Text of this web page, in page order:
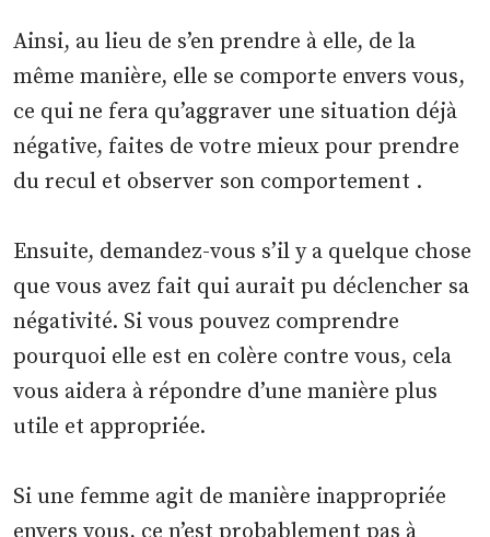
Ainsi, au lieu de s’en prendre à elle, de la
même manière, elle se comporte envers vous,
ce qui ne fera qu’aggraver une situation déjà
négative, faites de votre mieux pour prendre
du recul et observer son comportement .
Ensuite, demandez-vous s’il y a quelque chose
que vous avez fait qui aurait pu déclencher sa
négativité. Si vous pouvez comprendre
pourquoi elle est en colère contre vous, cela
vous aidera à répondre d’une manière plus
utile et appropriée.
Si une femme agit de manière inappropriée